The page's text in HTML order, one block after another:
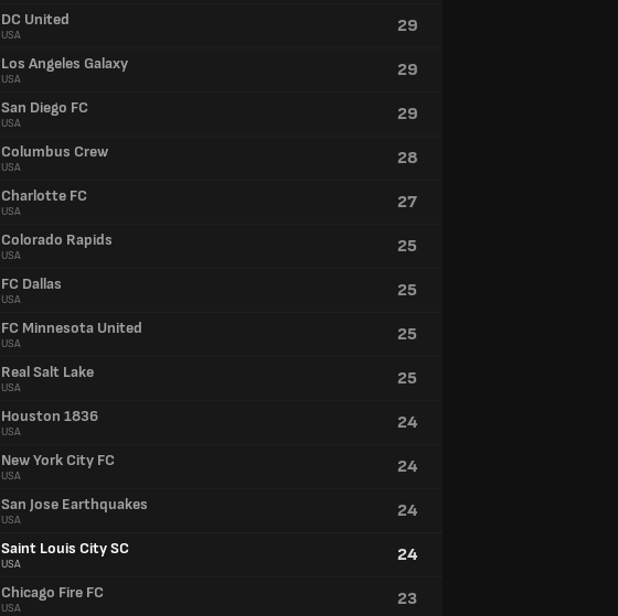
DC United
USA 29
Los Angeles Galaxy
USA 29
San Diego FC
USA 29
Columbus Crew
USA 28
Charlotte FC
USA 27
Colorado Rapids
USA 25
FC Dallas
USA 25
FC Minnesota United
USA 25
Real Salt Lake
USA 25
Houston 1836
USA 24
New York City FC
USA 24
San Jose Earthquakes
USA 24
Saint Louis City SC
USA 24
Chicago Fire FC
USA 23